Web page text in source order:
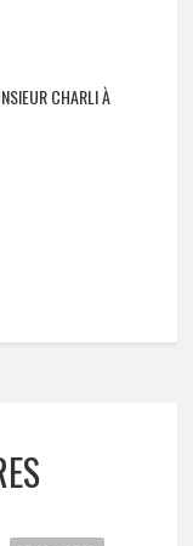
CHARLI À